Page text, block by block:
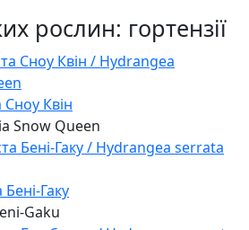
рослин: гортензії
Сноу Квін
Snow Queen
Гаку
Gaku